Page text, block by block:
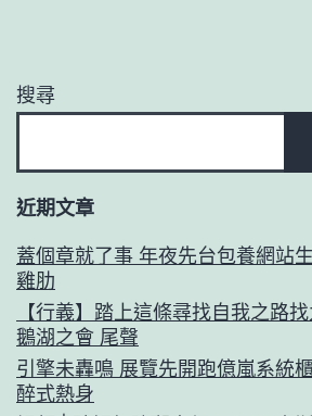
搜尋
近期文章
蓋個章就了事 年夜先台包養網站
雞肋
【行義】踏上這條尋找自我之路
鵝湖之會 尾聲
引擎未轟鳴 展覽先開跑億嵐系統
醉式熱身